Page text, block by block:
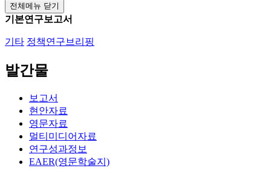
전체메뉴 닫기
기본연구보고서
기타 정책연구브리핑
발간물
보고서
현안자료
영문자료
멀티미디어자료
연구성과정보
EAER(영문학술지)